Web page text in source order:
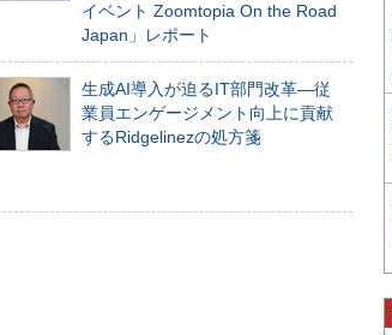
イベント Zoomtopia On the Road
Japan」レポート
生成AI導入が迫るIT部門改革―従
業員エンゲージメント向上に貢献
するRidgelinezの処方箋